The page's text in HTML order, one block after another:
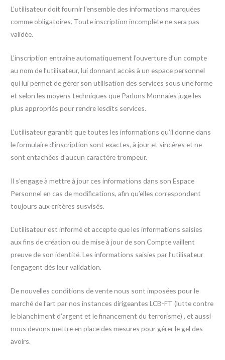
L’utilisateur doit fournir l’ensemble des informations marquées
comme obligatoires. Toute inscription incomplète ne sera pas
validée.
L’inscription entraîne automatiquement l’ouverture d’un compte
au nom de l’utilisateur, lui donnant accès à un espace personnel
qui lui permet de gérer son utilisation des services sous une forme
et selon les moyens techniques que Parlons Monnaies juge les
plus appropriés pour rendre lesdits services.
L’utilisateur garantit que toutes les informations qu’il donne dans
le formulaire d’inscription sont exactes, à jour et sincères et ne
sont entachées d’aucun caractère trompeur.
Il s’engage à mettre à jour ces informations dans son Espace
Personnel en cas de modifications, afin qu’elles correspondent
toujours aux critères susvisés.
L’utilisateur est informé et accepte que les informations saisies
aux fins de création ou de mise à jour de son Compte vaillent
preuve de son identité. Les informations saisies par l’utilisateur
l’engagent dès leur validation.
De nouvelles conditions de vente nous sont imposées pour le
marché de l’art par nos instances dirigeantes LCB-FT (lutte contre
le blanchiment d’argent et le financement du terrorisme) , et aussi
nous devons mettre en place des mesures pour gérer le gel des
avoirs.